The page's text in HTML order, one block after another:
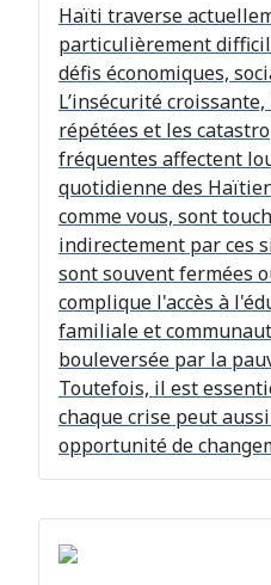
Haïti traverse
particulièrement
défis économiques,
L’insécurité
répétées et les
fréquentes affectent
quotidienne des
comme vous, sont
indirectement par ces
sont souvent fermées
complique l'accès à
familiale et
bouleversée par la
Toutefois, il est
chaque crise peut
opportunité de